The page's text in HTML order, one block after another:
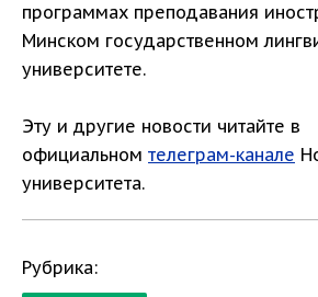
программах преподавания
Минском государственном
университете.
Эту и другие новости читайте в
официальном телеграм-канале
университета.
Рубрика: